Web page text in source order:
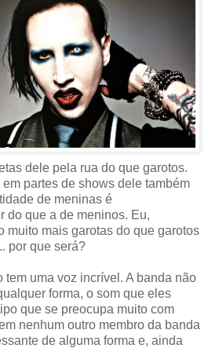
dele pela rua do que garotos.
partes de shows dele também
de meninas é
do que a de meninos. Eu,
muito mais garotas do que garotos
por que será?
tem uma voz incrível. A banda não
forma, o som que eles
que se preocupa muito com
nenhum outro membro da banda
de alguma forma e, ainda